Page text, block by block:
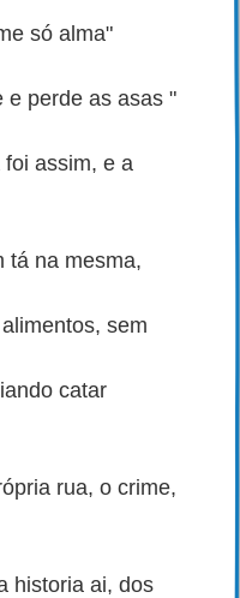
só alma"
e perde as asas "
assim, e a
tá na mesma,
sem
catar
rua, o crime,
historia ai, dos